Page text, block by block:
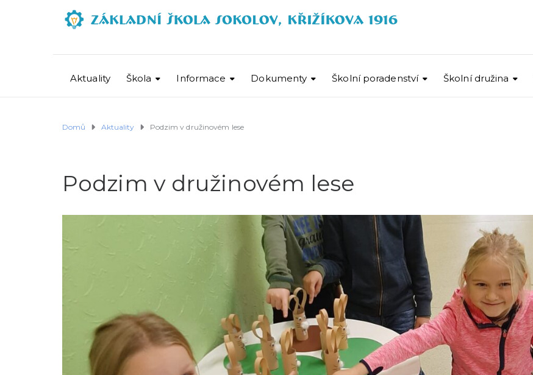
Aktuality Škola Informace Dokumenty Školní poradenství Školní družina
Domů Aktuality Podzim v družinovém lese
Podzim v družinovém lese